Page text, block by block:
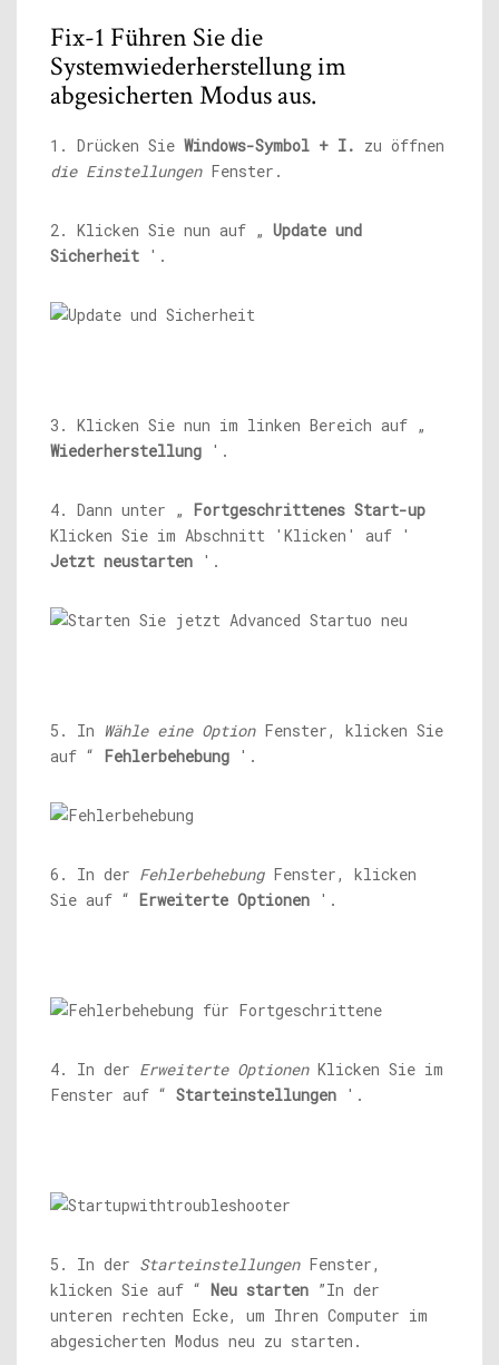
Fix-1 Führen Sie die
Systemwiederherstellung im
abgesicherten Modus aus.
1. Drücken Sie Windows-Symbol + I. zu öffnen
die EinstellungenFenster.
2. Klicken Sie nun auf „ Update und
Sicherheit '.
3. Klicken Sie nun im linken Bereich auf „
Wiederherstellung '.
4. Dann unter „ Fortgeschrittenes Start-up
Klicken Sie im Abschnitt 'Klicken' auf '
Jetzt neustarten '.
5. In Wähle eine OptionFenster, klicken Sie
auf “ Fehlerbehebung '.
6. In der FehlerbehebungFenster, klicken
Sie auf “ Erweiterte Optionen '.
4. In der Erweiterte OptionenKlicken Sie im
Fenster auf “ Starteinstellungen '.
5. In der StarteinstellungenFenster,
klicken Sie auf “ Neu starten ”In der
unteren rechten Ecke, um Ihren Computer im
abgesicherten Modus neu zu starten.